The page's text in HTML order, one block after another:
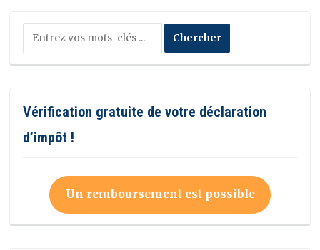
Vérification gratuite de votre déclaration
d’impôt !
Un remboursement est possible